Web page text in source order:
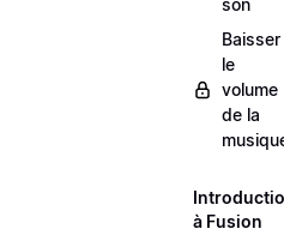
son
Baisser
le
volume
de la
à Fusion